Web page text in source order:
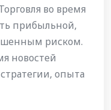
во время
прибыльной‚
риском.
новостей
опыта